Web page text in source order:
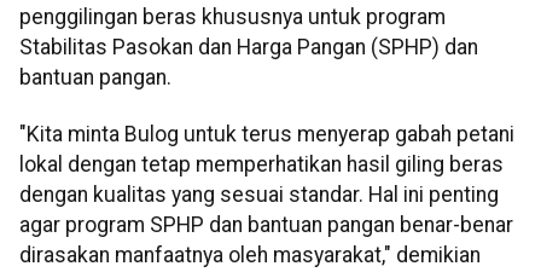
penggilingan beras khususnya untuk program
Stabilitas Pasokan dan Harga Pangan (SPHP) dan
bantuan pangan.
"Kita minta Bulog untuk terus menyerap gabah petani
lokal dengan tetap memperhatikan hasil giling beras
dengan kualitas yang sesuai standar. Hal ini penting
agar program SPHP dan bantuan pangan benar-benar
dirasakan manfaatnya oleh masyarakat," demikian